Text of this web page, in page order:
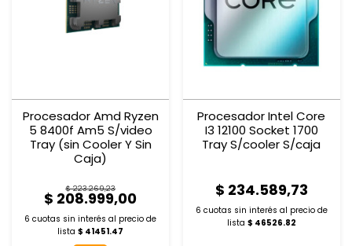
Procesador Amd Ryzen
5 8400f Am5 S/video
Tray (sin Cooler Y Sin
Caja)
$ 223.269,23
$ 208.999,00
6 cuotas sin interés al precio de
lista$ 41451.47
Procesador Intel Core
I3 12100 Socket 1700
Tray S/cooler S/caja
$ 234.589,73
6 cuotas sin interés al precio de
lista $ 46526.82